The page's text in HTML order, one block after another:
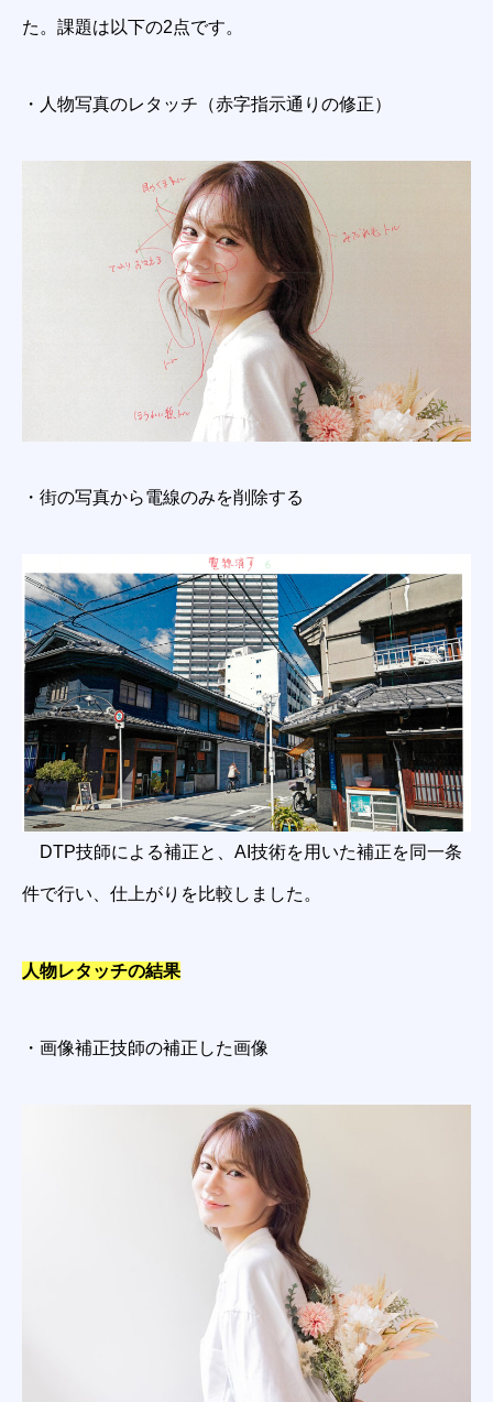
た。課題は以下の2点です。
・人物写真のレタッチ（赤字指示通りの修正）
・街の写真から電線のみを削除する
DTP技師による補正と、AI技術を用いた補正を同一条
件で行い、仕上がりを比較しました。
人物レタッチの結果
・画像補正技師の補正した画像